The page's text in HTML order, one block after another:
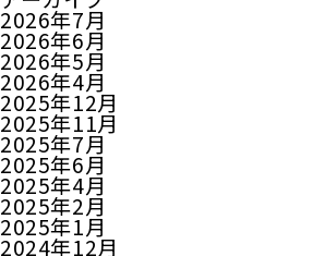
2026年7月
2026年6月
2026年5月
2026年4月
2025年12月
2025年11月
2025年7月
2025年6月
2025年4月
2025年2月
2025年1月
2024年12月